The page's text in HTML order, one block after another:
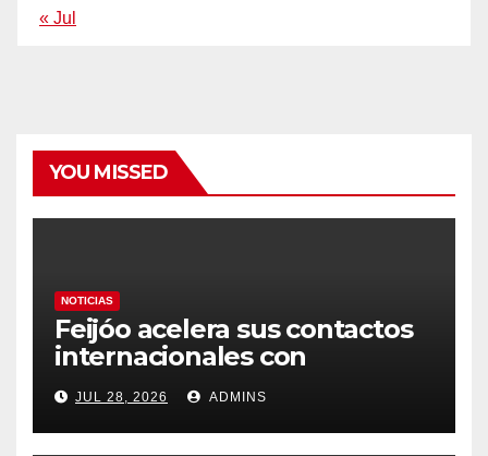
« Jul
YOU MISSED
NOTICIAS
Feijóo acelera sus contactos
internacionales con
Latinoamérica como socio
prioritario en su agenda de
gobierno
JUL 28, 2026 ADMINS